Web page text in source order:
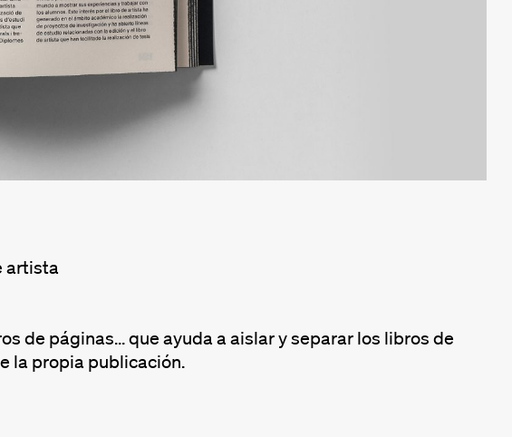
artista
de páginas... que ayuda a aislar y separar los libros de
la propia publicación.